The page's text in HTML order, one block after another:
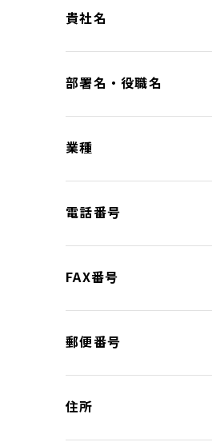
貴社名
部署名・役職名
業種
電話番号
FAX番号
郵便番号
住所